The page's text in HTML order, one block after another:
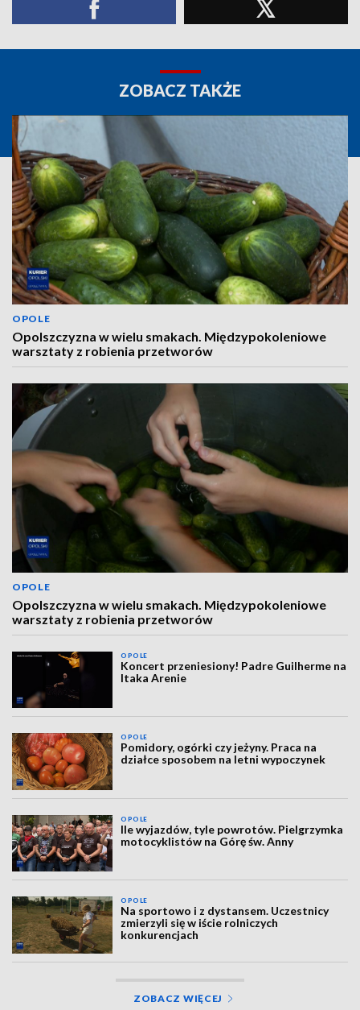
ZOBACZ TAKŻE
OPOLE
Opolszczyzna w wielu smakach. Międzypokoleniowe
warsztaty z robienia przetworów
OPOLE
Opolszczyzna w wielu smakach. Międzypokoleniowe
warsztaty z robienia przetworów
OPOLE
Koncert przeniesiony! Padre Guilherme na
Itaka Arenie
OPOLE
Pomidory, ogórki czy jeżyny. Praca na
działce sposobem na letni wypoczynek
OPOLE
Ile wyjazdów, tyle powrotów. Pielgrzymka
motocyklistów na Górę św. Anny
OPOLE
Na sportowo i z dystansem. Uczestnicy
zmierzyli się w iście rolniczych
konkurencjach
ZOBACZ WIĘCEJ